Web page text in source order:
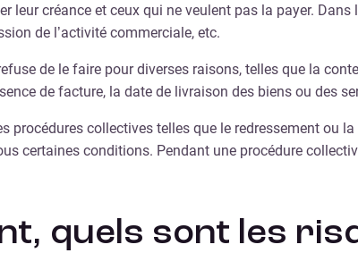
leur créance et ceux qui ne veulent pas la payer.
de l’activité commerciale, etc.
de le faire pour diverses raisons, telles que la
de facture, la date de livraison des biens ou des
procédures collectives telles que le redressement ou
certaines conditions. Pendant une procédure
quels sont les